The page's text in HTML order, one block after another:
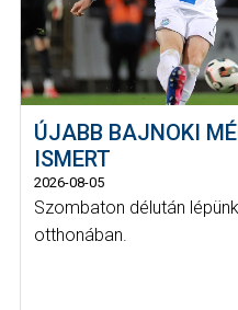
ÚJABB BAJNOKI
ISMERT
2026-08-05
Szombaton délután
otthonában.